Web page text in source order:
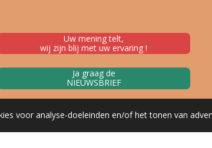
voor analyse-doeleinden en/of het tonen van
Uw mening telt,
wij zijn blij met uw ervaring !
Ja graag de
NIEUWSBRIEF